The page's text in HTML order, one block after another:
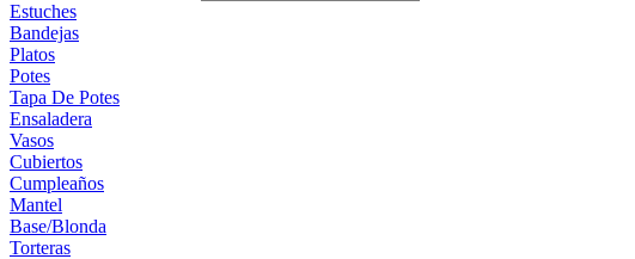
Estuches
Bandejas
Platos
Potes
Tapa De Potes
Ensaladera
Vasos
Cubiertos
Cumpleaños
Mantel
Base/Blonda
Torteras